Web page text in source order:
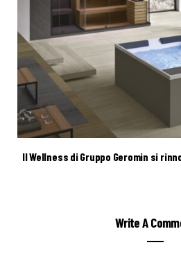
Il Wellness di Gruppo Geromin si
Write A